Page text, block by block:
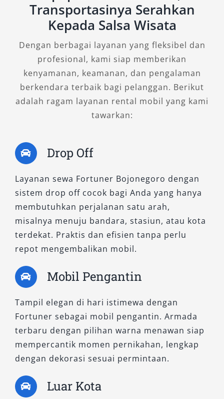
Dilengkapi fitur premium dengan kenyamanan
maksimal, varian ini memadukan kekuatan
mesin diesel 2.8L dengan sistem penggerak 4
roda yang stabil. Ideal bagi pebisnis yang
membutuhkan kendaraan tangguh, sekaligus
nyaman untuk keluarga.
3. Fortuner 2.8 GR-S 4×4 A/T
dengan desain sporty, suspensi lebih rigid,
serta fitur eksklusif yang menonjolkan aura
SUV kelas atas. Sangat cocok untuk Anda yang
ingin tampil berkelas dalam setiap perjalanan,
baik bisnis maupun liburan.
Dengan ragam pilihan tipe mobil Fortuner
mulai dari G, VRZ, SRZ, hingga GR, pelanggan
kebutuhan. Kami menyediakan layanan
Fortuner dengan sopir
dengan pilihan booking Fortuner harian dan
bulanan serta harga sewa Fortuner yang
kompetitif. Jika Anda menginginkan Fortuner
4×2 atau 4×4 untuk perjalanan jauh, bisnis,
maupun wisata keluarga, Salsa Wisata siap
nyaman, aman, dan berkelas.
Transportasinya Serahkan
Kepada Salsa Wisata
Dengan berbagai layanan yang fleksibel dan
profesional, kami siap memberikan
kenyamanan, keamanan, dan pengalaman
berkendara terbaik bagi pelanggan. Berikut
adalah ragam layanan rental mobil yang kami
tawarkan:
Drop Off
Layanan sewa Fortuner Bojonegoro dengan
sistem drop off cocok bagi Anda yang hanya
membutuhkan perjalanan satu arah,
misalnya menuju bandara, stasiun, atau kota
terdekat. Praktis dan efisien tanpa perlu
repot mengembalikan mobil.
Mobil Pengantin
Tampil elegan di hari istimewa dengan
Fortuner sebagai mobil pengantin. Armada
terbaru dengan pilihan warna menawan siap
mempercantik momen pernikahan, lengkap
dengan dekorasi sesuai permintaan.
Luar Kota